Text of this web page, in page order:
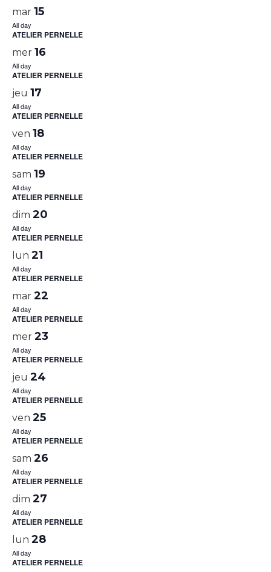
mar 15
All day
ATELIER PERNELLE
mer 16
All day
ATELIER PERNELLE
jeu 17
All day
ATELIER PERNELLE
ven 18
All day
ATELIER PERNELLE
sam 19
All day
ATELIER PERNELLE
dim 20
All day
ATELIER PERNELLE
lun 21
All day
ATELIER PERNELLE
mar 22
All day
ATELIER PERNELLE
mer 23
All day
ATELIER PERNELLE
jeu 24
All day
ATELIER PERNELLE
ven 25
All day
ATELIER PERNELLE
sam 26
All day
ATELIER PERNELLE
dim 27
All day
ATELIER PERNELLE
lun 28
All day
ATELIER PERNELLE